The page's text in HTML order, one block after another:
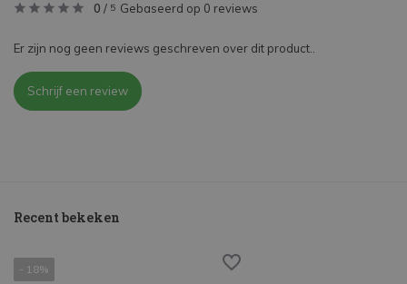
0 / 5 Gebaseerd op 0 reviews
Er zijn nog geen reviews geschreven over dit product..
Schrijf een review
Recent bekeken
- 18%